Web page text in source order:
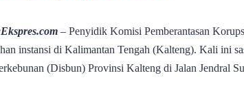
– Penyidik Komisi Pemberantasan
instansi di Kalimantan Tengah (Kalteng). Kali ini
(Disbun) Provinsi Kalteng di Jalan Jendral